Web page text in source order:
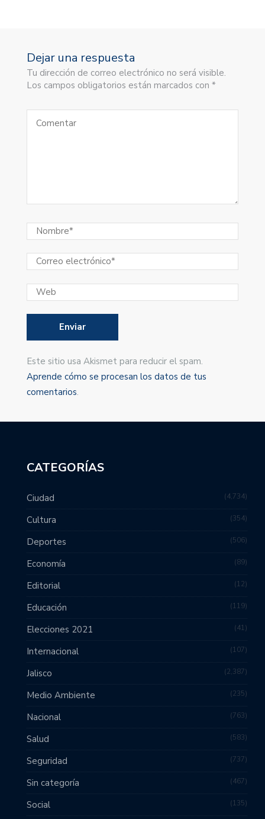
Dejar una respuesta
Tu dirección de correo electrónico no será visible.
Los campos obligatorios están marcados con *
Este sitio usa Akismet para reducir el spam.
Aprende cómo se procesan los datos de tus
comentarios.
CATEGORÍAS
Ciudad 4,734
Cultura 354
Deportes 506
Economía 89
Editorial 12
Educación 119
Elecciones 2021 41
Internacional 107
Jalisco 2,387
Medio Ambiente 235
Nacional 763
Salud 583
Seguridad 737
Sin categoría 467
Social 135